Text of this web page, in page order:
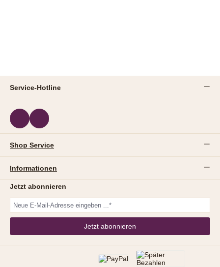
Service-Hotline
Shop Service
Informationen
Jetzt abonnieren
Jetzt abonnieren